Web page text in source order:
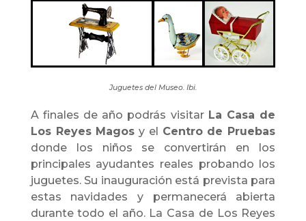
Juguetes del Museo. Ibi.
A finales de año podrás visitar La Casa de
Los Reyes Magos y el Centro de Pruebas
donde los niños se convertirán en los
principales ayudantes reales probando los
juguetes. Su inauguración está prevista para
estas navidades y permanecerá abierta
durante todo el año. La Casa de Los Reyes